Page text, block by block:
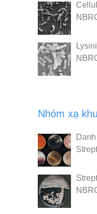
Nhóm xạ